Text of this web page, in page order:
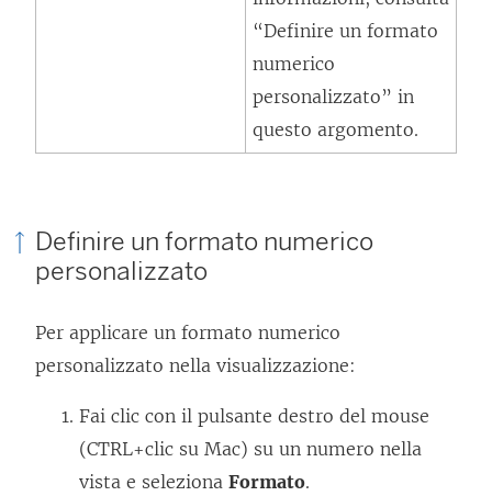
“Definire un formato
numerico
personalizzato” in
questo argomento.
Definire un formato numerico
personalizzato
Per applicare un formato numerico
personalizzato nella visualizzazione:
Fai clic con il pulsante destro del mouse
(CTRL+clic su Mac) su un numero nella
vista e seleziona Formato.